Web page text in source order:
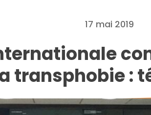
17 mai 2019
transphobie :